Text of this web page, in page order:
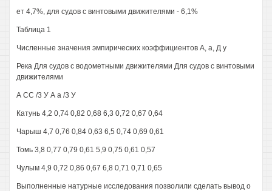
ет 4,7%, для судов с винтовыми движителями - 6,1%
Таблица 1
Численные значения эмпирических коэффициентов А, а, Д у
Река Для судов с водометными движителями Для судов с винтовыми
движителями
А СС /3 У А а /3 У
Катунь 4,2 0,74 0,82 0,68 6,3 0,72 0,67 0,64
Чарыш 4,7 0,76 0,84 0,63 6,5 0,74 0,69 0,61
Томь 3,8 0,77 0,79 0,61 5,9 0,75 0,61 0,57
Чулым 4,9 0,72 0,86 0,67 6,8 0,71 0,71 0,65
Выполненные натурные исследования позволили сделать вывод о